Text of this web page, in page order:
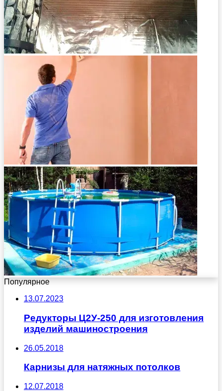
Популярное
13.07.2023
Редукторы Ц2У-250 для изготовления
изделий машиностроения
26.05.2018
Карнизы для натяжных потолков
12.07.2018